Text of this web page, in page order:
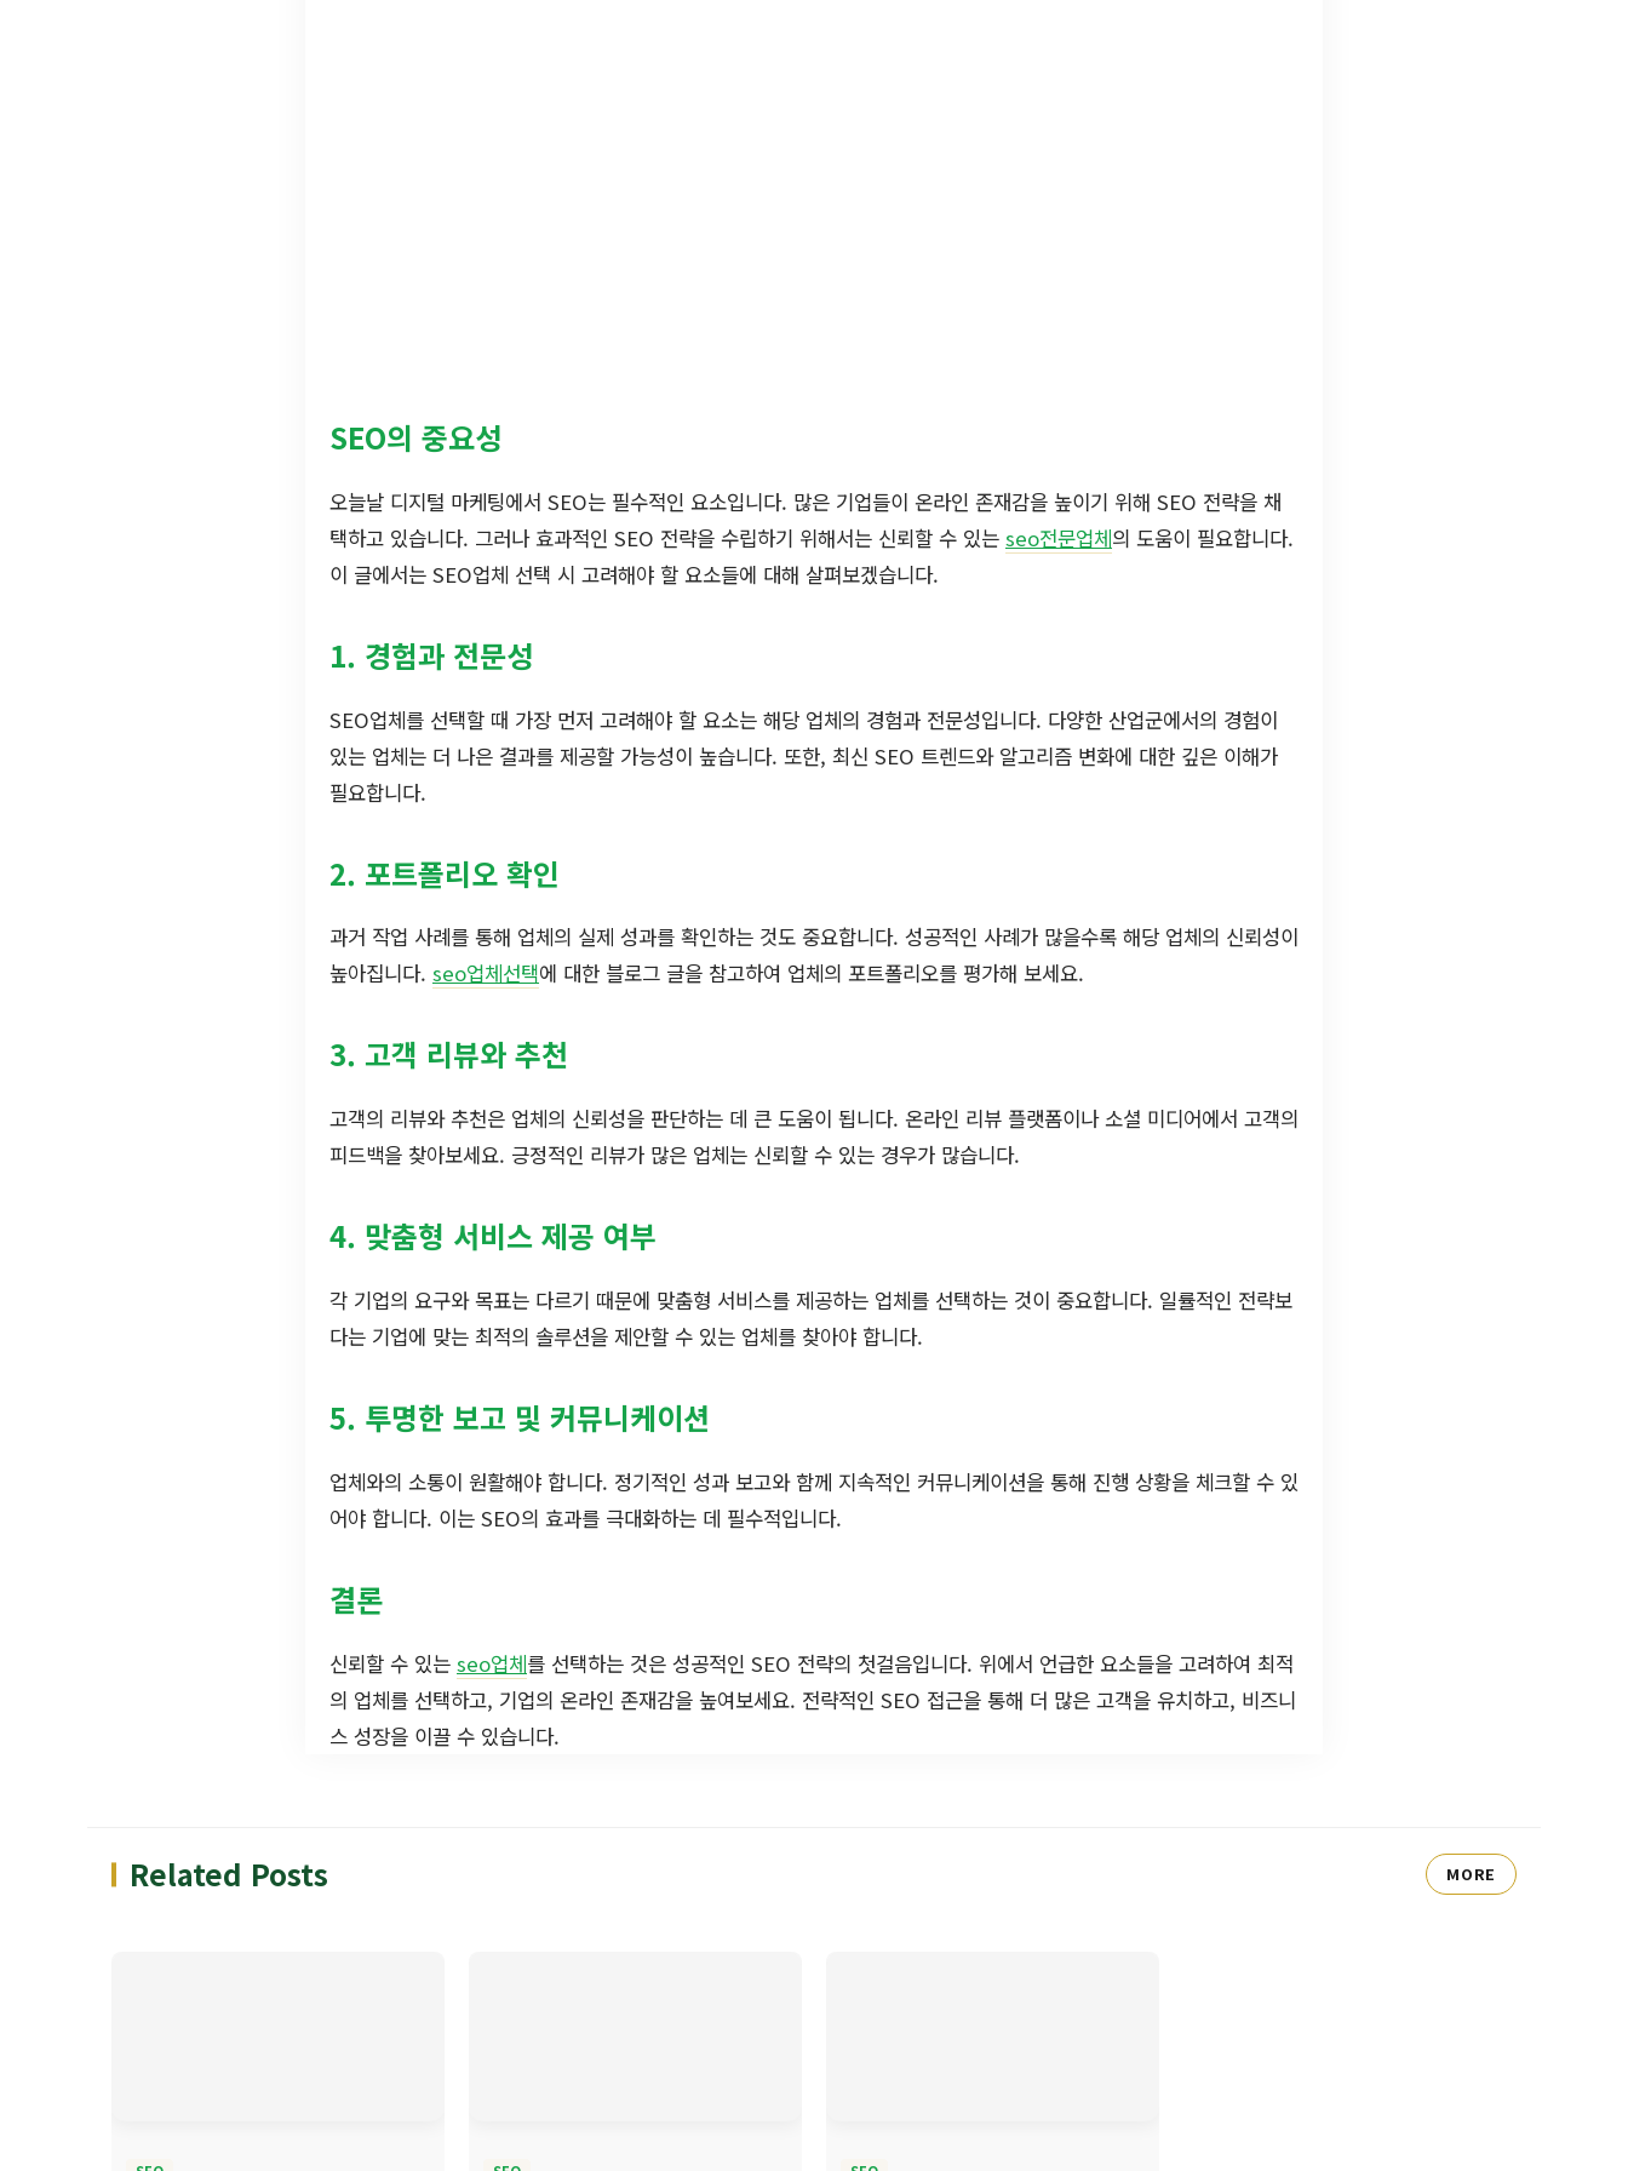
SEO의 중요성
오늘날 디지털 마케팅에서 SEO는 필수적인 요소입니다. 많은 기업들이 온라인 존재감을 높이기 위해 SEO 전략을 채
택하고 있습니다. 그러나 효과적인 SEO 전략을 수립하기 위해서는 신뢰할 수 있는 seo전문업체의 도움이 필요합니다.
이 글에서는 SEO업체 선택 시 고려해야 할 요소들에 대해 살펴보겠습니다.
1. 경험과 전문성
SEO업체를 선택할 때 가장 먼저 고려해야 할 요소는 해당 업체의 경험과 전문성입니다. 다양한 산업군에서의 경험이
있는 업체는 더 나은 결과를 제공할 가능성이 높습니다. 또한, 최신 SEO 트렌드와 알고리즘 변화에 대한 깊은 이해가
필요합니다.
2. 포트폴리오 확인
과거 작업 사례를 통해 업체의 실제 성과를 확인하는 것도 중요합니다. 성공적인 사례가 많을수록 해당 업체의 신뢰성이
높아집니다. seo업체선택에 대한 블로그 글을 참고하여 업체의 포트폴리오를 평가해 보세요.
3. 고객 리뷰와 추천
고객의 리뷰와 추천은 업체의 신뢰성을 판단하는 데 큰 도움이 됩니다. 온라인 리뷰 플랫폼이나 소셜 미디어에서 고객의
피드백을 찾아보세요. 긍정적인 리뷰가 많은 업체는 신뢰할 수 있는 경우가 많습니다.
4. 맞춤형 서비스 제공 여부
각 기업의 요구와 목표는 다르기 때문에 맞춤형 서비스를 제공하는 업체를 선택하는 것이 중요합니다. 일률적인 전략보
다는 기업에 맞는 최적의 솔루션을 제안할 수 있는 업체를 찾아야 합니다.
5. 투명한 보고 및 커뮤니케이션
업체와의 소통이 원활해야 합니다. 정기적인 성과 보고와 함께 지속적인 커뮤니케이션을 통해 진행 상황을 체크할 수 있
어야 합니다. 이는 SEO의 효과를 극대화하는 데 필수적입니다.
결론
신뢰할 수 있는 seo업체를 선택하는 것은 성공적인 SEO 전략의 첫걸음입니다. 위에서 언급한 요소들을 고려하여 최적
의 업체를 선택하고, 기업의 온라인 존재감을 높여보세요. 전략적인 SEO 접근을 통해 더 많은 고객을 유치하고, 비즈니
스 성장을 이끌 수 있습니다.
Related Posts MORE